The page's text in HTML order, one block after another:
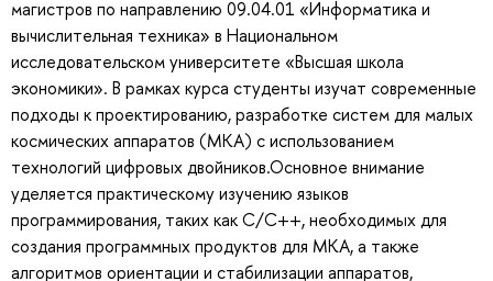
магистров по направлению 09.04.01 «Информатика и
вычислительная техника» в Национальном
исследовательском университете «Высшая школа
экономики». В рамках курса студенты изучат современные
подходы к проектированию, разработке систем для малых
космических аппаратов (МКА) с использованием
технологий цифровых двойников.Основное внимание
уделяется практическому изучению языков
программирования, таких как C/C++, необходимых для
создания программных продуктов для МКА, а также
алгоритмов ориентации и стабилизации аппаратов,